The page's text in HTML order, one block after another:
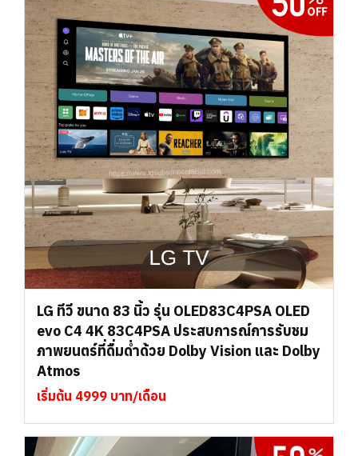
LG ทีวี ขนาด 83 นิ้ว รุ่น OLED83C4PSA OLED
evo C4 4K 83C4PSA ประสบการณ์การรับชม
ภาพยนตร์ที่ดื่มด่ำด้วย Dolby Vision และ Dolby
Atmos
เริ่มต้น 4999 บาท/เดือน